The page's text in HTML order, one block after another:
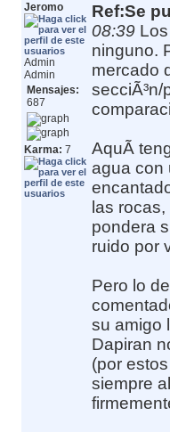
Jeromo
Admin
Admin
Mensajes:
687
Karma: 7
Ref:Se
08:39
ninguno.
mercado
AquÃ­
agua con
las
pondera
ruido por
Pero lo
su amigo
Dapiran
(por
siempre